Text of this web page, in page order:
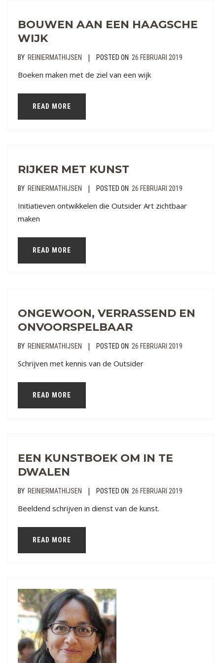
BOUWEN AAN EEN HAAGSCHE
WIJK
BY REINIERMATHIJSEN | POSTED ON 26 FEBRUARI 2019
Boeken maken met de ziel van een wijk
READ MORE
RIJKER MET KUNST
BY REINIERMATHIJSEN | POSTED ON 26 FEBRUARI 2019
Initiatieven ontwikkelen die Outsider Art zichtbaar
maken
READ MORE
ONGEWOON, VERRASSEND EN
ONVOORSPELBAAR
BY REINIERMATHIJSEN | POSTED ON 26 FEBRUARI 2019
Schrijven met kennis van de Outsider
READ MORE
EEN KUNSTBOEK OM IN TE
DWALEN
BY REINIERMATHIJSEN | POSTED ON 26 FEBRUARI 2019
Beeldend schrijven in dienst van de kunst.
READ MORE